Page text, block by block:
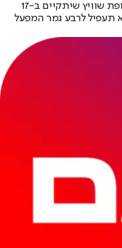
בשמינית גמר גביע היורקאפ נגד פיירבורג אלופת שוויץ שיתקיים ב-17
תעפיל לרבע גמר המפעל